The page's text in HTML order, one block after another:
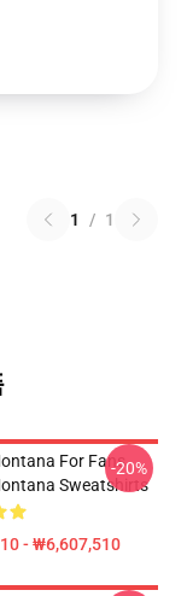
1 / 1
For Fans
Sweatshirts
- ₩6,607,510
-20%